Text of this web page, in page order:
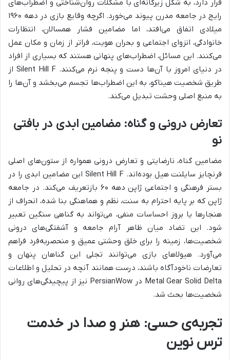
قرار دارد، به شکل زیرکانه‌ای با مشکلات روان‌شناختی و اضطراب‌های
رایج در جامعه مدرن پیوند می‌خورد. اگرچه وقایع بازی در دهه ۱۹۶۰
میلادی اتفاق می‌افتد، اما مضامین فشار همسالان، انتظارات
خانوادگی، انزوای اجتماعی و بحران هویت، فراتر از زمان و مکان عمل
می‌کنند. این مسائل، اضطراب‌های پنهانی هستند که بسیاری از افراد
در دنیای امروز با آن‌ها دست و پنجه نرم می‌کنند. Silent Hill F از
طریق شخصیت هیناکو، به این اضطراب‌ها تجسم می‌بخشد و آن‌ها را
به منبع اصلی وحشت تبدیل می‌کند.
تعارض درونی و گناه: مضامین ابدی در بافتی
نو
مضامین گناه، نارضایتی و تعارض درونی همواره از ستون‌های اصلی
فرنچایز سایلنت هیل بوده‌اند. Silent Hill F این مضامین ابدی را در
بستر فرهنگی و اجتماعی ژاپن دهه ۶۰ بازتعریف می‌کند. در جامعه
ژاپن که بر پایه احترام به سنت، نظم و هماهنگی بنا شده، انحراف از
هنجارها یا بروز احساسات منفی، می‌تواند به گناهی سنگین تعبیر
شود. این تضاد میان ظاهر آرام جامعه و آشفتگی‌های درونی
شخصیت‌ها، زمینه را برای خلق وحشتی عمیق و منحصربه‌فرد فراهم
می‌آورد. هیولاهای بازی می‌توانند تجلی این گناهان پنهان و
تعارضات ناخودآگاه باشند، درست همانند آنچه در تحلیل و اطلاعات
Metal Gear Solid Delta در PersianWow نیز از پیچیدگی‌های روانی
شخصیت‌ها بحث شد.
تجربه‌ی حسی: هنر و صدا در خدمت
ترس نوین